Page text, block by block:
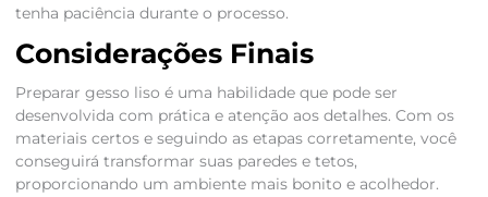
tenha paciência durante o processo.
Considerações Finais
Preparar gesso liso é uma habilidade que pode ser
desenvolvida com prática e atenção aos detalhes. Com os
materiais certos e seguindo as etapas corretamente, você
conseguirá transformar suas paredes e tetos,
proporcionando um ambiente mais bonito e acolhedor.